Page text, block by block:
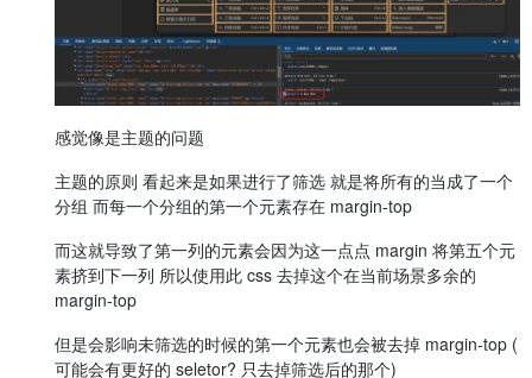
感觉像是主题的问题
主题的原则 看起来是如果进行了筛选 就是将所有的当成了一个
分组 而每一个分组的第一个元素存在 margin-top
而这就导致了第一列的元素会因为这一点点 margin 将第五个元
素挤到下一列 所以使用此 css 去掉这个在当前场景多余的
margin-top
但是会影响未筛选的时候的第一个元素也会被去掉 margin-top (
可能会有更好的 seletor? 只去掉筛选后的那个)